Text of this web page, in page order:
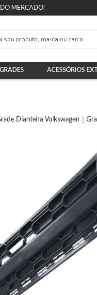
MERCADO!
ACESSÓRIOS
Dianteira Volkswagen